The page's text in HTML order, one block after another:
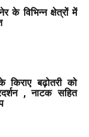
के विभिन्न क्षेत्रों में
बढ़ोतरी को
, नाटक सहित